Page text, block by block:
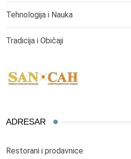
Tehnologija i Nauka
Tradicija i Običaji
ADRESAR
Restorani i prodavnice